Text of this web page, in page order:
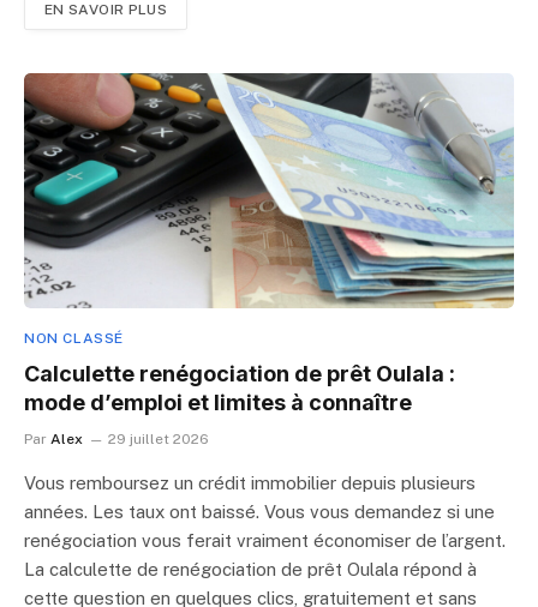
EN SAVOIR PLUS
NON CLASSÉ
Calculette renégociation de prêt Oulala :
mode d’emploi et limites à connaître
Par Alex 29 juillet 2026
Vous remboursez un crédit immobilier depuis plusieurs
années. Les taux ont baissé. Vous vous demandez si une
renégociation vous ferait vraiment économiser de l’argent.
La calculette de renégociation de prêt Oulala répond à
cette question en quelques clics, gratuitement et sans